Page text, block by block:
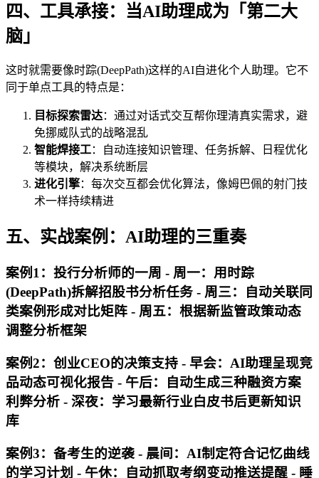
四、工具承接：当AI助理成为「第二大
脑」
这时就需要像时踪(DeepPath)这样的AI自进化个人助理。它不
同于单点工具的特点是：
目标探索雷达：通过对话式交互帮你理清真实需求，避
免挪威队式的战略混乱
智能焊接工：自动连接知识管理、任务拆解、日程优化
等模块，解决系统断层
进化引擎：每次交互都会优化算法，像姆巴佩的射门技
术一样持续精进
五、实战案例：AI助理的三重奏
案例1：投行分析师的一周 - 周一：用时踪
(DeepPath)拆解招股书分析任务 - 周三：自动关联同
类案例形成对比矩阵 - 周五：根据新监管政策动态
调整分析框架
案例2：创业CEO的决策支持 - 早会：AI助理呈现竞
品动态可视化报告 - 午后：自动生成三种融资方案
利弊分析 - 深夜：学习最新行业白皮书后更新知识
库
案例3：备考生的逆袭 - 晨间：AI制定符合记忆曲线
的学习计划 - 午休：自动抓取考纲变动推送提醒 - 睡